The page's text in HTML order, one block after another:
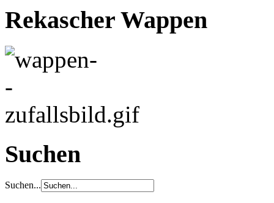
Rekascher Wappen
Suchen
Suchen...